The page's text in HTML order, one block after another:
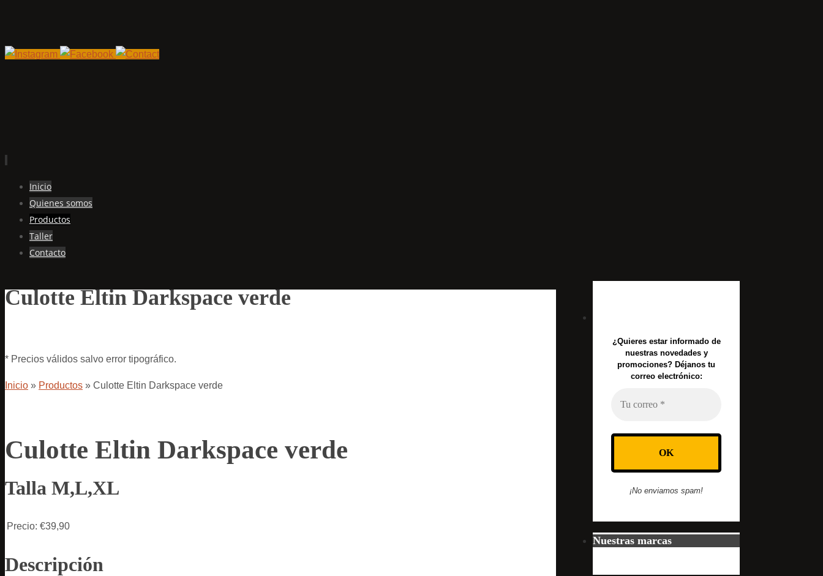
contenido
Inicio
Quienes somos
Productos
Taller
Contacto
Culotte Eltin Darkspace verde
* Precios válidos salvo error tipográfico.
Inicio » Productos » Culotte Eltin Darkspace verde
Culotte Eltin Darkspace verde
Talla M,L,XL
Precio: €39,90
Descripción
¿Quieres estar informado de
nuestras novedades y
promociones? Déjanos tu
correo electrónico:
¡No enviamos spam!
Nuestras marcas